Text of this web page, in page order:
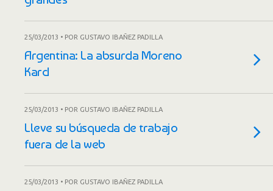
25/03/2013 • POR GUSTAVO IBAÑEZ PADILLA
Argentina: La absurda Moreno
Kard
25/03/2013 • POR GUSTAVO IBAÑEZ PADILLA
Lleve su búsqueda de trabajo
fuera de la web
25/03/2013 • POR GUSTAVO IBAÑEZ PADILLA